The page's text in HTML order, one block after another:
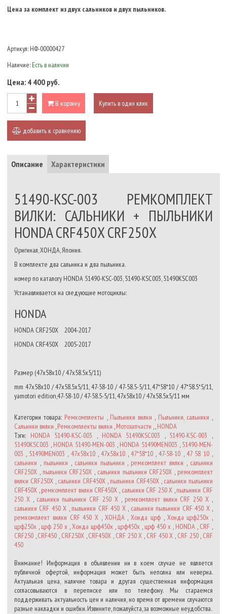
Цена за комплект из двух сальников и двух пыльников.
Артикул: НФ-00000427
Наличие: Есть в наличии
Цена: 4 400 руб.
В корзину Купить в один клик
добавить к сравнению
Описание Характеристики
51490-KSC-003 РЕМКОМПЛЕКТ
ВИЛКИ: САЛЬНИКИ + ПЫЛЬНИКИ
HONDA CRF450X CRF250X
Оригинал, ХОНДА, Япония.
В комплекте два сальника и два пыльника.
номер по каталогу HONDA 51490-KSC-003, 51490-KSC003, 51490KSC003
Устанавливается на следующие мотоциклы:
HONDA
HONDA CRF250X 2004-2017
HONDA CRF450X 2005-2017
Размер (47x58x10 / 47x58.5x5/11)
mm 47x58x10 / 47x58.5x5/11, 47-58-10 / 47-58.5-5/11, 47*58*10 / 47*58.5*5/11,
yamotori edition,47-58-10 / 47-58.5-5/11, 47х58х10 / 47х58.5х5/11 мм
Категории товара: Ремкомплекты , Пыльники вилки , Пыльники, сальники ,
Сальники вилки ,Ремкомплекты вилки ,Мотозапчасти , ,HONDA
Тэги: HONDA 51490-KSC-003 , HONDA 51490KSC003 , 51490-KSC-003 ,
51490KSC003 , HONDA 51490-MEN-003 , HONDA 51490MEN003 , 51490-MEN-
003 , 51490MEN003 , 47x58x10, 47х58х10,47*58*10 ,47-58-10 , 47 58 10,
сальники , пыльники , сальники пыльники , ремкомплект вилки , сальники
CRF250X , пыльники CRF250X , сальники пыльники CRF250X , ремкомплект
вилки CRF250X , сальники CRF450X , пыльники CRF450X , сальники пыльники
CRF450X ,ремкомплект вилки CRF450X , сальники CRF 250 X ,пыльники CRF
250 X, сальники пыльники CRF 250 X , ремкомплект вилки CRF 250 X ,
сальники CRF 450 X , пыльники CRF 450 X, сальники пыльники CRF 450 X,
ремкомплект вилки CRF 450 X , ХОНДА,Хонда црф, Хонда црф250х ,
црф250х , црф 250 х ,Хонда црф450х , црф450х , црф 450 х , HONDA , CRF ,
CRF250 ,CRF450 , CRF250X,CRF450X , CRF 250 X , CRF 450 X , CRF 250, CRF
450
Внимание! Информация в объявлении ни в коем случае не является
публичной офертой, информация может быть неполна или неверна.
Актуальная цена, наличие товара и другая существенная информация
согласовываются в переписке или по телефону. Мы стараемся
поддерживать актуальность цен и наличия, но время от времени случаются
разные накладки и ошибки. Извините, пожалуйста, за возможные неудобства.